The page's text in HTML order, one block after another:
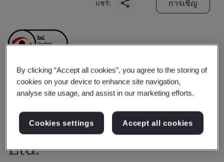
แชร์: การเชิญ
Shenzhen Forsafe
System Technology Co.,
Ltd.
By clicking “Accept all cookies”, you agree to the storing of
cookies on your device to enhance site navigation,
analyse site usage, and assist in our marketing efforts.
Cookies settings Accept all cookies